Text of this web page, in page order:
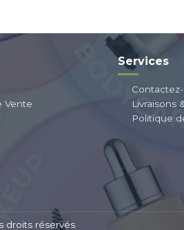
Vente
Services
Livraisons
Politique
droits réservés